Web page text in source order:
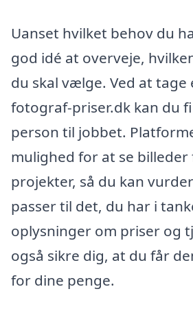
Uanset hvilket behov du
god idé at overveje,
du skal vælge. Ved at tage
fotograf-priser.dk kan du
person til jobbet.
mulighed for at se
projekter, så du kan
passer til det, du har i
oplysninger om priser og
også sikre dig, at du får
for dine penge.